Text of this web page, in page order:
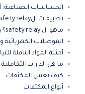
الحساسات الصناعية:
تطبيقات الsafety relay
ماهو ال safety relay؟ وكيف يحمي المنشآت من المخاطر؟
الموصلات الكهربائية
أمثلة المواد الناقلة
ما هي الدارات التكاملية
كيف تعمل المكثفات
أنواع المكثفات